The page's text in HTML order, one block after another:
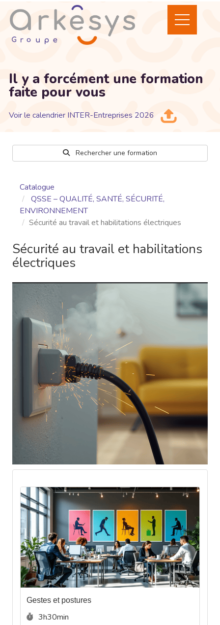
Il y a forcément une formation
faite pour vous
Voir le calendrier INTER-Entreprises 2026
Rechercher une formation
Catalogue
QSSE – QUALITÉ, SANTÉ, SÉCURITÉ,
ENVIRONNEMENT
Sécurité au travail et habilitations électriques
Sécurité au travail et habilitations
électriques
Gestes et postures
Durée :
3h30min